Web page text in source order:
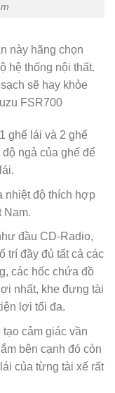
này hãng chọn
hệ thống nội thất.
sẽ hay khỏe
FSR700
ghế lái và 2 ghế
ngả của ghế để
nhiệt độ thích hợp
Nam.
đầu CD-Radio,
trí đầy đủ tất cả các
các hốc chứa đồ
nhất, khe đựng tài
lợi tối đa.
cảm giác vần
bên cạnh đó còn
của từng tài xế rất